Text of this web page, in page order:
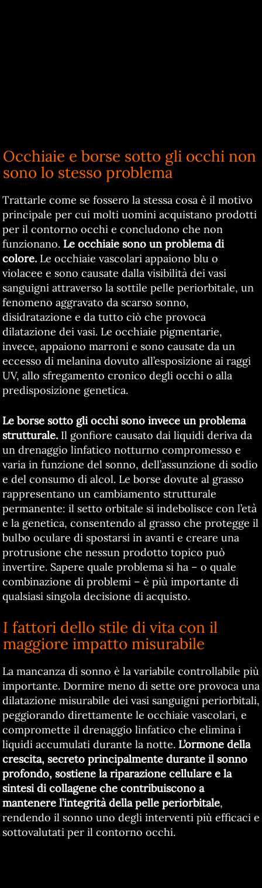
Occhiaie e borse sotto gli occhi non
sono lo stesso problema
Trattarle come se fossero la stessa cosa è il motivo
principale per cui molti uomini acquistano prodotti
per il contorno occhi e concludono che non
funzionano. Le occhiaie sono un problema di
colore.Le occhiaie vascolari appaiono blu o
violacee e sono causate dalla visibilità dei vasi
sanguigni attraverso la sottile pelle periorbitale, un
fenomeno aggravato da scarso sonno,
disidratazione e da tutto ciò che provoca
dilatazione dei vasi. Le occhiaie pigmentarie,
invece, appaiono marroni e sono causate da un
eccesso di melanina dovuto all’esposizione ai raggi
UV, allo sfregamento cronico degli occhi o alla
predisposizione genetica.
Le borse sotto gli occhi sono invece un problema
strutturale.Il gonfiore causato dai liquidi deriva da
un drenaggio linfatico notturno compromesso e
varia in funzione del sonno, dell’assunzione di sodio
e del consumo di alcol. Le borse dovute al grasso
rappresentano un cambiamento strutturale
permanente: il setto orbitale si indebolisce con l’età
e la genetica, consentendo al grasso che protegge il
bulbo oculare di spostarsi in avanti e creare una
protrusione che nessun prodotto topico può
invertire. Sapere quale problema si ha – o quale
combinazione di problemi – è più importante di
qualsiasi singola decisione di acquisto.
I fattori dello stile di vita con il
maggiore impatto misurabile
La mancanza di sonno è la variabile controllabile più
importante. Dormire meno di sette ore provoca una
dilatazione misurabile dei vasi sanguigni periorbitali,
peggiorando direttamente le occhiaie vascolari, e
compromette il drenaggio linfatico che elimina i
liquidi accumulati durante la notte. L’ormone della
crescita, secreto principalmente durante il sonno
profondo, sostiene la riparazione cellulare e la
sintesi di collagene che contribuiscono a
mantenere l’integrità della pelle periorbitale,
rendendo il sonno uno degli interventi più efficaci e
sottovalutati per il contorno occhi.